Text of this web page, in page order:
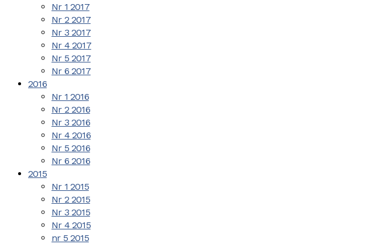
Nr 1 2017
Nr 2 2017
Nr 3 2017
Nr 4 2017
Nr 5 2017
Nr 6 2017
2016
Nr 1 2016
Nr 2 2016
Nr 3 2016
Nr 4 2016
Nr 5 2016
Nr 6 2016
2015
Nr 1 2015
Nr 2 2015
Nr 3 2015
Nr 4 2015
nr 5 2015